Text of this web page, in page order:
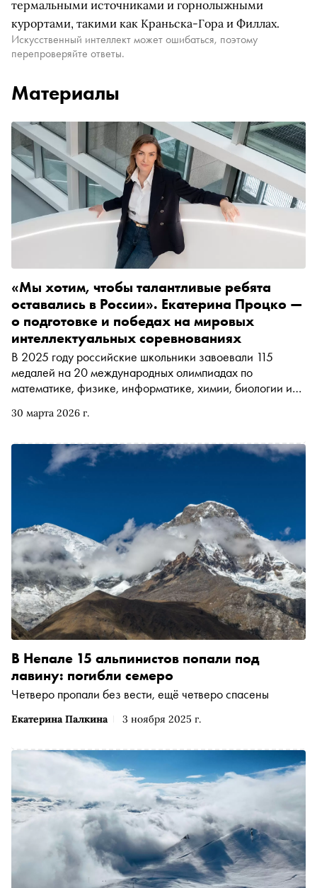
термальными источниками и горнолыжными
курортами, такими как Краньска-Гора и Филлах.
Искусственный интеллект может ошибаться, поэтому
перепроверяйте ответы.
Материалы
30 марта 2026 г.
«Мы хотим, чтобы талантливые ребята
оставались в России». Екатерина Процко —
о подготовке и победах на мировых
интеллектуальных соревнованиях
В 2025 году российские школьники завоевали 115
медалей на 20 международных олимпиадах по
математике, физике, информатике, химии, биологии и
дисциплинам. «Сноб» поговорил с членом совета
Международного комитета олимпиады по
кибербезопасности (ICO), руководителем привлечения
абитуриентов и олимпиадного трека Центрального
университета Екатериной Процко о том, какие позиции
занимает Россия в глобальном олимпиадном движении и
какую роль в победах играет отечественная система
образования
Екатерина Палкина 3 ноября 2025 г.
В Непале 15 альпинистов попали под
лавину: погибли семеро
Четверо пропали без вести, ещё четверо спасены